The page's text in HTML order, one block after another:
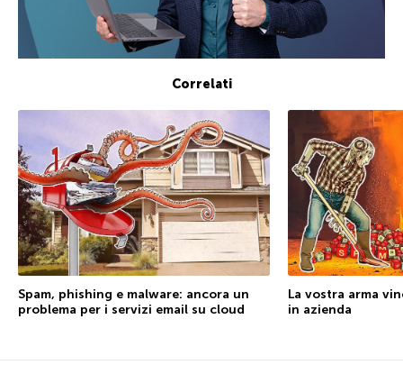
Correlati
Spam, phishing e malware: ancora un
problema per i servizi email su cloud
La vostra arma
in azienda